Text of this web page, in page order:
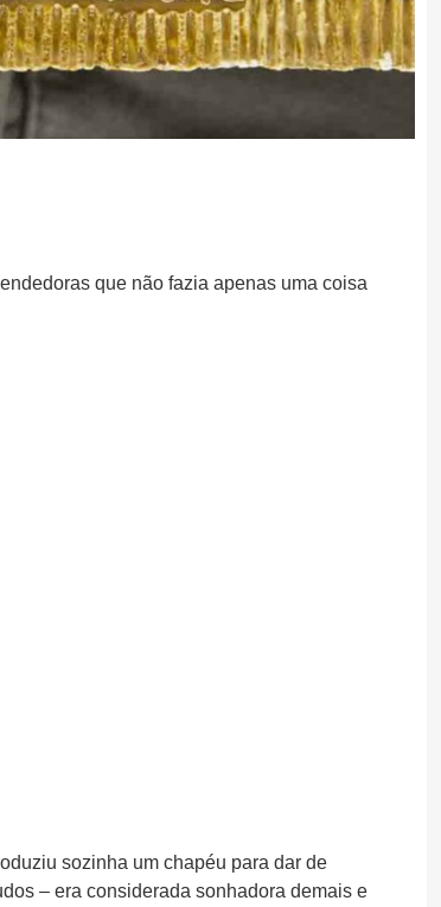
que não fazia apenas uma coisa
sozinha um chapéu para dar de
– era considerada sonhadora demais e